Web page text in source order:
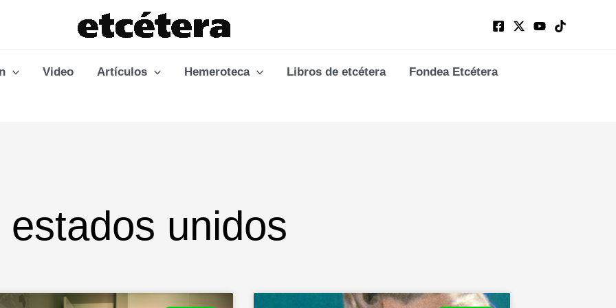
Video Artículos Hemeroteca Libros de etcétera Fondea Etcétera
estados unidos